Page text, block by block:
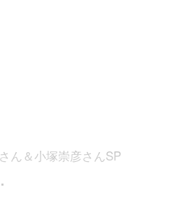
ん＆小塚崇彦さんSP